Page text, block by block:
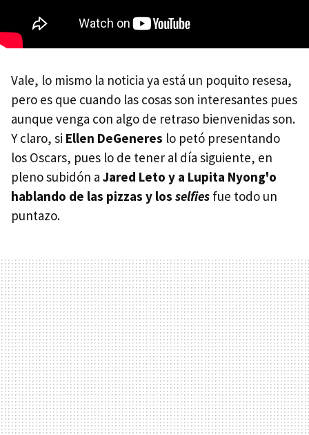
Vale, lo mismo la noticia ya está un poquito resesa,
pero es que cuando las cosas son interesantes pues
aunque venga con algo de retraso bienvenidas son.
Y claro, si Ellen DeGeneres lo petó presentando
los Oscars, pues lo de tener al día siguiente, en
pleno subidón a Jared Leto y a Lupita Nyong'o
hablando de las pizzas y los selfies fue todo un
puntazo.